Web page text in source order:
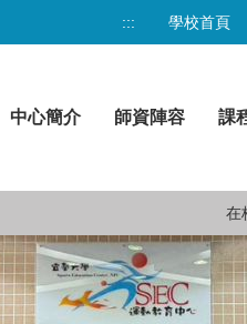
::: 學校首頁
中心簡介 師資陣容 課
在